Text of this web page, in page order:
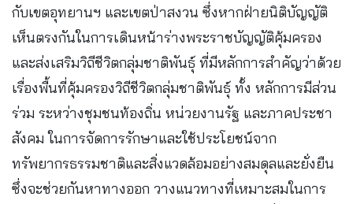
กับเขตอุทยานฯ และเขตป่าสงวน ซึ่งหากฝ่ายนิติบัญญัติ
เห็นตรงกันในการเดินหน้าร่างพระราชบัญญัติคุ้มครอง
และส่งเสริมวิถีชีวิตกลุ่มชาติพันธุ์ ที่มีหลักการสำคัญว่าด้วย
เรื่องพื้นที่คุ้มครองวิถีชีวิตกลุ่มชาติพันธุ์ ทั้ง หลักการมีส่วน
ร่วม ระหว่างชุมชนท้องถิ่น หน่วยงานรัฐ และภาคประชา
สังคม ในการจัดการรักษาและใช้ประโยชน์จาก
ทรัพยากรธรรมชาติและสิ่งแวดล้อมอย่างสมดุลและยั่งยืน
ซึ่งจะช่วยกันหาทางออก วางแนวทางที่เหมาะสมในการ